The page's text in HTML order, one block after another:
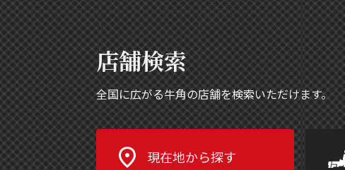
店舗検索
全国に広がる牛角の店舗を検索いただけます。
現在地から探す